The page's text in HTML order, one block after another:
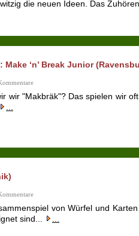
die neuen Ideen. Das
Make ‘n’ Break Junior
wir "Makbräk"? Das spielen wir
von Würfel und
sind...